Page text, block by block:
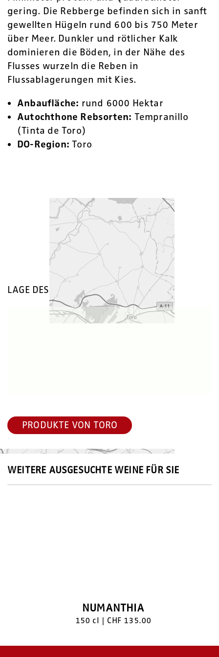
gering. Die Rebberge befinden sich in sanft
gewellten Hügeln rund 600 bis 750 Meter
über Meer. Dunkler und rötlicher Kalk
dominieren die Böden, in der Nähe des
Flusses wurzeln die Reben in
Flussablagerungen mit Kies.
Anbaufläche: rund 6000 Hektar
Autochthone Rebsorten: Tempranillo
(Tinta de Toro)
DO-Region: Toro
LAGE DES WEINGUTS
PRODUKTE VON TORO
WEITERE AUSGESUCHTE WEINE FÜR SIE
NUMANTHIA
150 cl | CHF 135.00